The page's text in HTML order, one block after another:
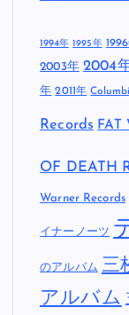
1994年 1995年
2003年 2004
年 2011年
Records FAT
OF DEATH
Warner Records
イナーノーツ
のアルバム 三
アルバム